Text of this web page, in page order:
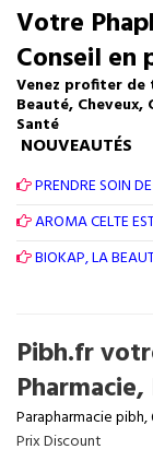
Votre
Conseil en
Venez profiter de
Beauté,
Santé
NOUVEAUTÉS
PRENDRE SOIN
AROMA CELTE
BIOKAP, LA
Pibh.fr
Parapharmacie pibh,
Prix Discount